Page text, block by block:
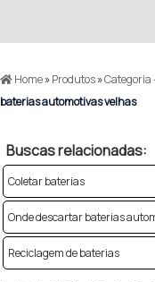
Home»Produtos»Categoria
baterias automotivas velhas
Buscas relacionadas:
Coletar baterias
Onde descartar baterias
Reciclagem de baterias